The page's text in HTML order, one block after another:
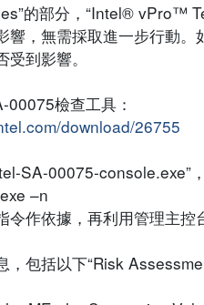
的部分，“Intel® vPro™
響，無需採取進一步行動
到影響。
檢查工具：
download/26755
SA-00075-console.exe”
–n
作依據，再利用管理主控
包括以下“Risk